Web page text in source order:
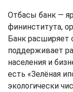
Отбасы банк —
фининститута,
Банк расширяет
поддерживает
населения и
есть «Зелёная
экологически